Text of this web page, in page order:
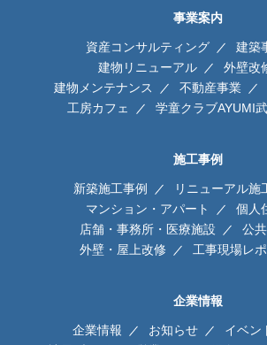
事業案内
資産コンサルティング
建築
建物リニューアル
外壁改
建物メンテナンス
不動産事業
工房カフェ
学童クラブAYUMI
施工事例
新築施工事例
リニューアル施
マンション・アパート
個人
店舗・事務所・医療施設
公
外壁・屋上改修
工事現場レ
企業情報
企業情報 お知らせ
イベン